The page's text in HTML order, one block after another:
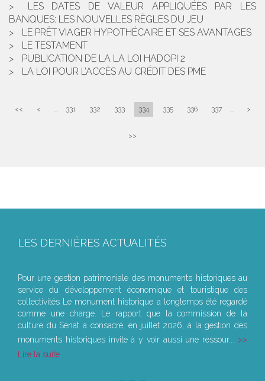
LES DATES DE VALEUR APPLIQUÉES PAR LES
BANQUES: LES NOUVELLES RÈGLES DU JEU
LE PRÊT VIAGER HYPOTHÉCAIRE ET SES AVANTAGES
LE TESTAMENT
PUBLICATION DE LA LA LOI HADOPI 2
LA LOI POUR L’ACCÈS AU CRÉDIT DES PME
<< < ... 331 332 333 334 335 336 337 ... >
>>
LES DERNIÈRES ACTUALITÉS
Pour une gestion patrimoniale des monuments historiques au
service du développement économique et touristique des
collectivités Le monument historique a longtemps été regardé
comme une charge. Le rapport que la commission de la
culture du Sénat a consacré, en juillet 2026, à la gestion des
monuments historiques invite à y voir aussi une ressour...
Lire la suite